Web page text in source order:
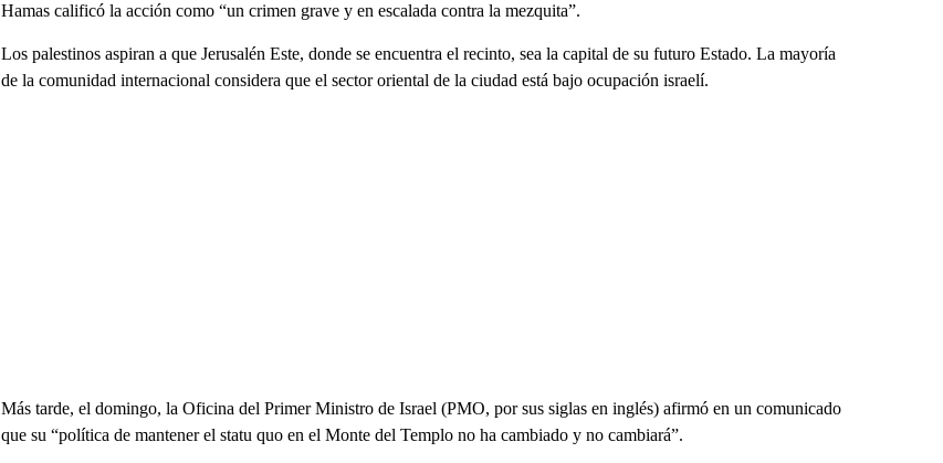
Hamas calificó la acción como “un crimen grave y en escalada contra la mezquita”.
Los palestinos aspiran a que Jerusalén Este, donde se encuentra el recinto, sea la capital de su futuro Estado. La mayoría
de la comunidad internacional considera que el sector oriental de la ciudad está bajo ocupación israelí.
Más tarde, el domingo, la Oficina del Primer Ministro de Israel (PMO, por sus siglas en inglés) afirmó en un comunicado
que su “política de mantener el statu quo en el Monte del Templo no ha cambiado y no cambiará”.